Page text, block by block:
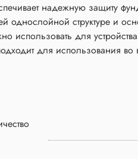
надежную защиту
однослойной структуре и
для
для использования во